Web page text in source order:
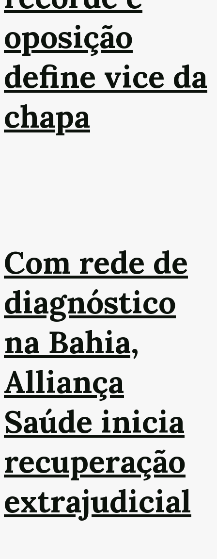
oposição
define vice da
chapa
Com rede de
diagnóstico
na Bahia,
Alliança
Saúde inicia
recuperação
extrajudicial